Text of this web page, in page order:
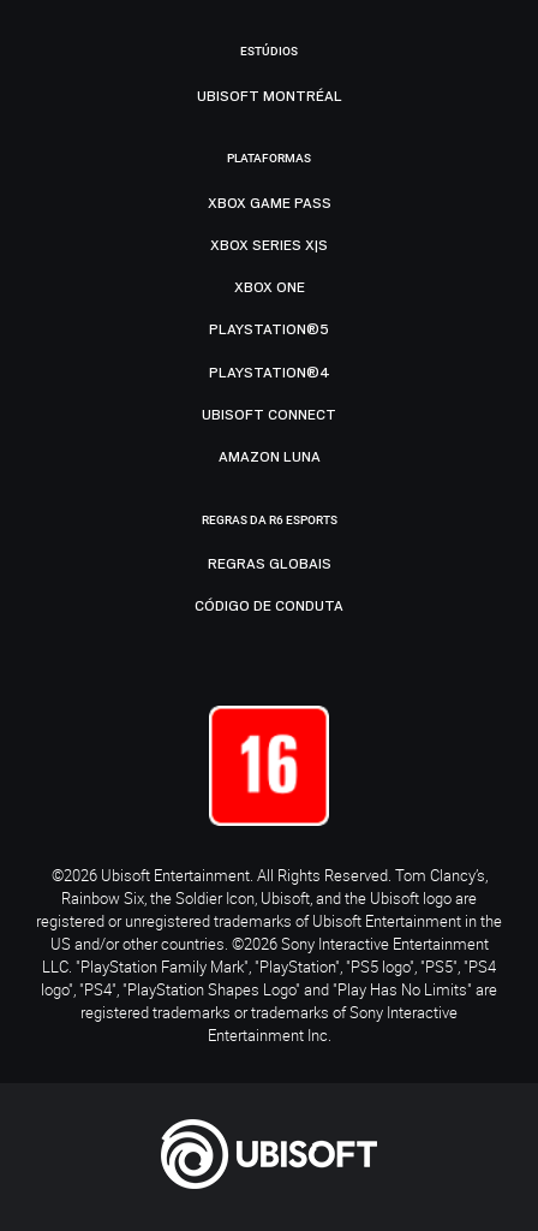
ESTÚDIOS
UBISOFT MONTRÉAL
PLATAFORMAS
XBOX GAME PASS
XBOX SERIES X|S
XBOX ONE
PLAYSTATION®5
PLAYSTATION®4
UBISOFT CONNECT
AMAZON LUNA
REGRAS DA R6 ESPORTS
REGRAS GLOBAIS
CÓDIGO DE CONDUTA
©2026 Ubisoft Entertainment. All Rights Reserved. Tom Clancy’s,
Rainbow Six, the Soldier Icon, Ubisoft, and the Ubisoft logo are
registered or unregistered trademarks of Ubisoft Entertainment in the
US and/or other countries. ©2026 Sony Interactive Entertainment
LLC. "PlayStation Family Mark", "PlayStation", "PS5 logo", "PS5", "PS4
logo", "PS4", "PlayStation Shapes Logo" and "Play Has No Limits" are
registered trademarks or trademarks of Sony Interactive
Entertainment Inc.